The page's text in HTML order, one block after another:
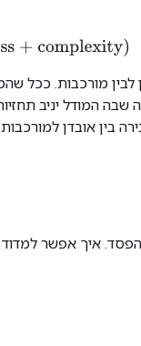
+ complexity)
לבין מורכבות. ככל
שבה המודל יניב
בין אובדן למורכבות.
איך אפשר